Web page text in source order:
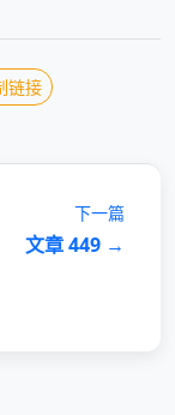
链接
下一篇
文章 449 →